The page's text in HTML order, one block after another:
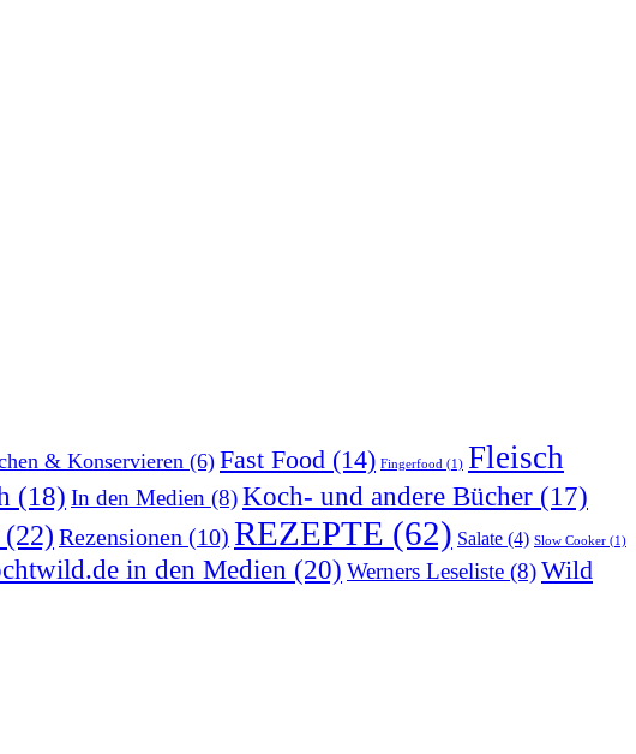
& Konservieren (6) Fast Food (14) Fingerfood (1) Fleisch
(18) In den Medien (8)Koch- und andere Bücher (17)
(22) Rezensionen (10) REZEPTE (62) Salate (4) Slow Cooker (1)
in den Medien (20) Werners Leseliste (8)Wild